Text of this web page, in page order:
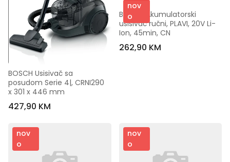
BOSCH Usisivač sa
posudom Serie 4|, CRNI290
x 301 x 446 mm
427,90 KM
nov
o
BOSCH Akumulatorski
usisivač ručni, PLAVI, 20V Li-
Ion, 45min, CN
262,90 KM
nov
o
nov
o